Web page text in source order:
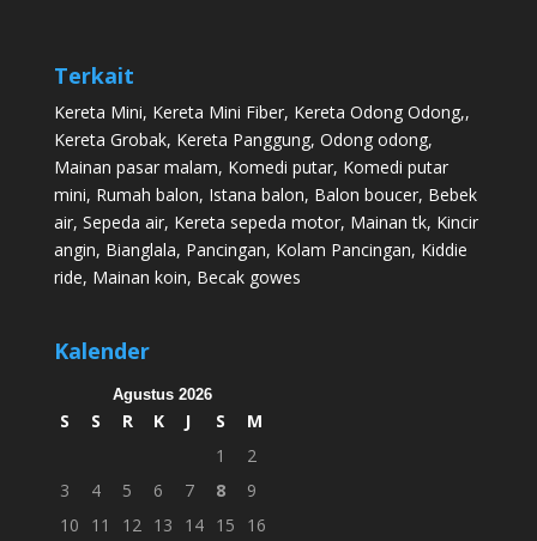
Terkait
Kereta Mini, Kereta Mini Fiber, Kereta Odong Odong,,
Kereta Grobak, Kereta Panggung, Odong odong,
Mainan pasar malam, Komedi putar, Komedi putar
mini, Rumah balon, Istana balon, Balon boucer, Bebek
air, Sepeda air, Kereta sepeda motor, Mainan tk, Kincir
angin, Bianglala, Pancingan, Kolam Pancingan, Kiddie
ride, Mainan koin, Becak gowes
Kalender
Agustus 2026
S S R K J S
M
1
2
3
4 5 6 7 8
9
10
11 12 13 14 15 16